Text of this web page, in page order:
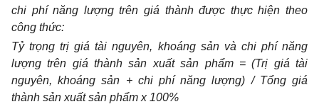
chi phí năng lượng trên giá thành được thực hiện theo
công thức:
Tỷ trọng trị giá tài nguyên, khoáng sản và chi phí năng
lượng trên giá thành sản xuất sản phẩm = (Trị giá tài
nguyên, khoáng sản + chi phí năng lượng) / Tổng giá
thành sản xuất sản phẩm x 100%